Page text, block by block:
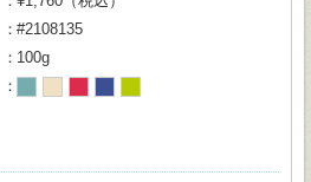
#2108135
100g